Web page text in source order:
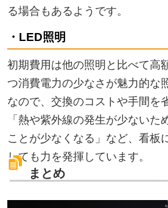
る場合もあるようです。
・LED照明
初期費用は他の照明と比べて高
つ消費電力の少なさが魅力的な
なので、交換のコストや手間を
「熱や紫外線の発生が少ないた
ことが少なくなる」など、看板
しても力を発揮しています。
まとめ